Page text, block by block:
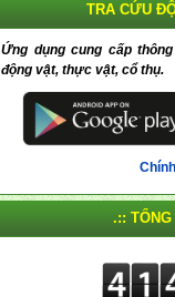
TRA CỨU
Ứng dụng cung cấp
động vật, thực vật, cổ thụ.
.::